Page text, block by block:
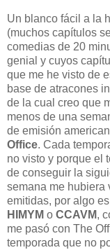
Un blanco fácil a la
(muchos capítulos
comedias de 20
genial y cuyos
que me he visto de
base de atracones
de la cual creo que
menos de una
de emisión
Office. Cada
no visto y porque el
de conseguir la
semana me hubiera
emitidas, por algo
HIMYM o CCAVM,
me pasó con The
temporada que no